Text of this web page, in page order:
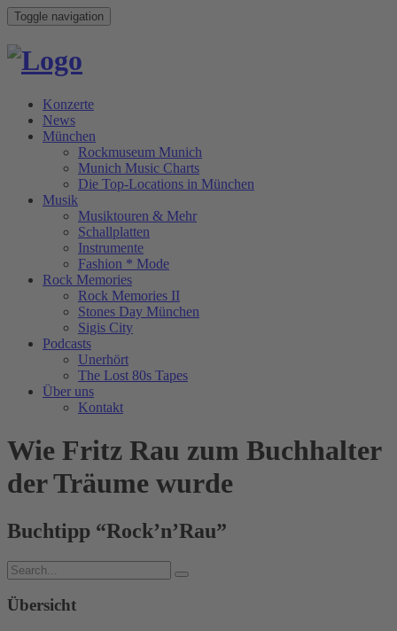
Toggle navigation
Konzerte
News
München
Rockmuseum Munich
Munich Music Charts
Die Top-Locations in München
Musik
Musiktouren & Mehr
Schallplatten
Instrumente
Fashion * Mode
Rock Memories
Rock Memories II
Stones Day München
Sigis City
Podcasts
Unerhört
The Lost 80s Tapes
Über uns
Kontakt
Wie Fritz Rau zum Buchhalter
der Träume wurde
Buchtipp “Rock’n’Rau”
Übersicht